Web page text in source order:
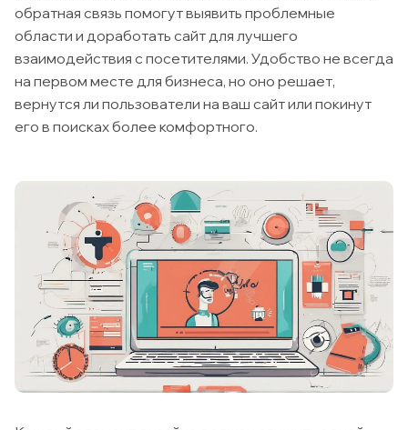
обратная связь помогут выявить проблемные
области и доработать сайт для лучшего
взаимодействия с посетителями. Удобство не всегда
на первом месте для бизнеса, но оно решает,
вернутся ли пользователи на ваш сайт или покинут
его в поисках более комфортного.